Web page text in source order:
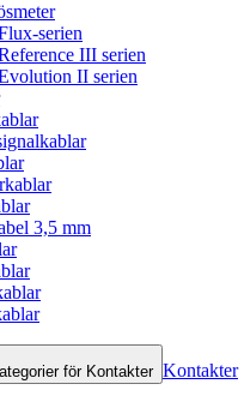
serien
III serien
II serien
3,5 mm
för Kontakter Kontakter